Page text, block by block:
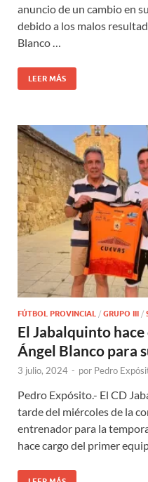
anuncio de un cambio en
debido a los malos
Blanco …
LEER MÁS
FÚTBOL PROVINCIAL / GRUPO III /
El Jabalquinto
Ángel Blanco para
3 julio, 2024 - por Pedro
Pedro Expósito.- El CD
tarde del miércoles de la
entrenador para la
hace cargo del primer